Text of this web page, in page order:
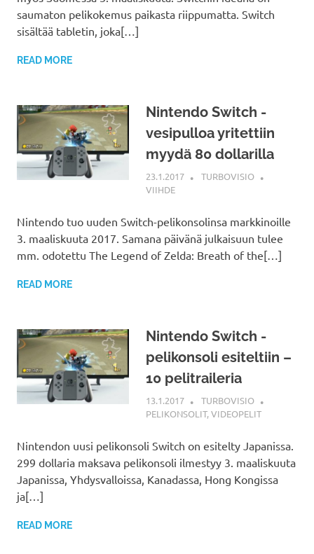
saumaton pelikokemus paikasta riippumatta. Switch
sisältää tabletin, joka[…]
READ MORE
Nintendo Switch -
vesipulloa yritettiin
myydä 80 dollarilla
23.1.2017
TURBOVISIO
VIIHDE
Nintendo tuo uuden Switch-pelikonsolinsa markkinoille
3. maaliskuuta 2017. Samana päivänä julkaisuun tulee
mm. odotettu The Legend of Zelda: Breath of the[…]
READ MORE
Nintendo Switch -
pelikonsoli esiteltiin –
10 pelitraileria
13.1.2017
TURBOVISIO
PELIKONSOLIT,VIDEOPELIT
Nintendon uusi pelikonsoli Switch on esitelty Japanissa.
299 dollaria maksava pelikonsoli ilmestyy 3. maaliskuuta
Japanissa, Yhdysvalloissa, Kanadassa, Hong Kongissa
ja[…]
READ MORE